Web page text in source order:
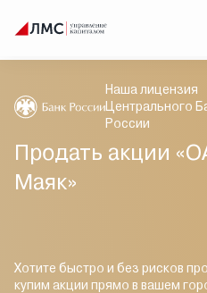
Наша лицензия
Центрального
России
Продать акции
Маяк»
Хотите быстро и без рисков
купим акции прямо в вашем